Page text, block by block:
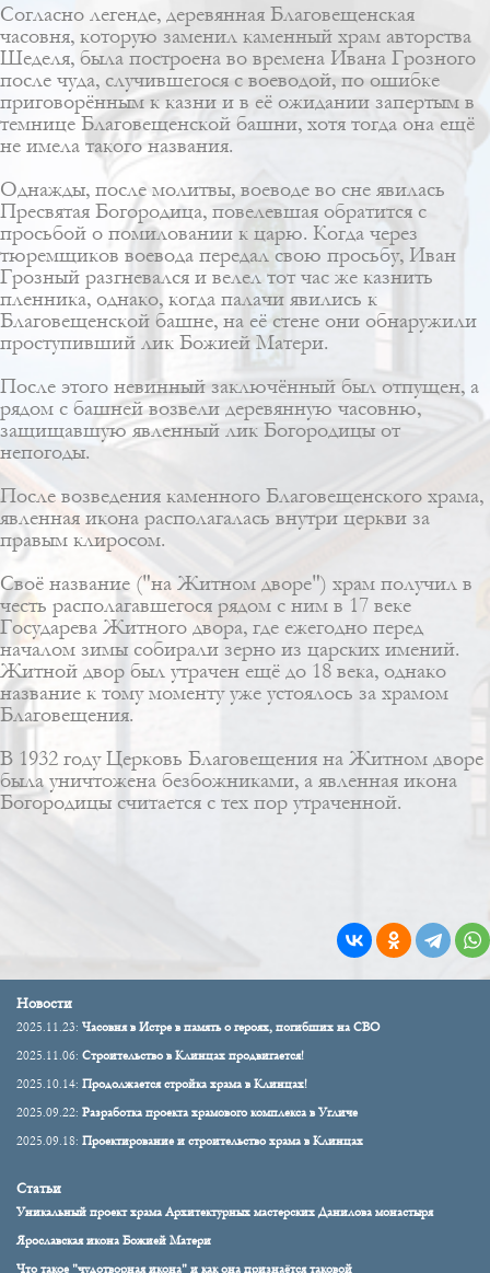
Согласно легенде, деревянная Благовещенская
часовня, которую заменил каменный храм авторства
Шеделя, была построена во времена Ивана Грозного
после чуда, случившегося с воеводой, по ошибке
приговорённым к казни и в её ожидании запертым в
темнице Благовещенской башни, хотя тогда она ещё
не имела такого названия.
Однажды, после молитвы, воеводе во сне явилась
Пресвятая Богородица, повелевшая обратится с
просьбой о помиловании к царю. Когда через
тюремщиков воевода передал свою просьбу, Иван
Грозный разгневался и велел тот час же казнить
пленника, однако, когда палачи явились к
Благовещенской башне, на её стене они обнаружили
проступивший лик Божией Матери.
После этого невинный заключённый был отпущен, а
рядом с башней возвели деревянную часовню,
защищавшую явленный лик Богородицы от
непогоды.
После возведения каменного Благовещенского храма,
явленная икона располагалась внутри церкви за
правым клиросом.
Своё название ("на Житном дворе") храм получил в
честь располагавшегося рядом с ним в 17 веке
Государева Житного двора, где ежегодно перед
началом зимы собирали зерно из царских имений.
Житной двор был утрачен ещё до 18 века, однако
название к тому моменту уже устоялось за храмом
Благовещения.
В 1932 году Церковь Благовещения на Житном дворе
была уничтожена безбожниками, а явленная икона
Богородицы считается с тех пор утраченной.
Новости
2025.11.23: Часовня в Истре в память о героях, погибших на СВО
2025.11.06: Строительство в Клинцах продвигается!
2025.10.14: Продолжается стройка храма в Клинцах!
2025.09.22: Разработка проекта храмового комплекса в Угличе
2025.09.18: Проектирование и строительство храма в Клинцах
Статьи
Уникальный проект храма Архитектурных мастерских Данилова монастыря
Ярославская икона Божией Матери
Что такое "чудотворная икона" и как она признаётся таковой